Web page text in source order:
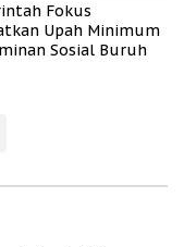
Fokus
Upah Minimum
Sosial Buruh